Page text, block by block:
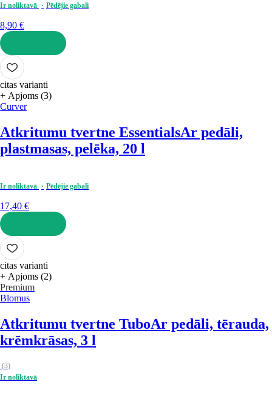
Ir noliktavā
Pēdējie gabali
8,90 €
LIKT GROZĀ
citas varianti
+ Apjoms (3)
Curver
Atkritumu tvertne EssentialsAr pedāli,
plastmasas, pelēka, 20 l
Ir noliktavā Pēdējie gabali
17,40 €
LIKT GROZĀ
citas varianti
+ Apjoms (2)
Premium
Blomus
Atkritumu tvertne TuboAr pedāli, tērauda,
krēmkrāsas, 3 l
(3)
Ir noliktavā